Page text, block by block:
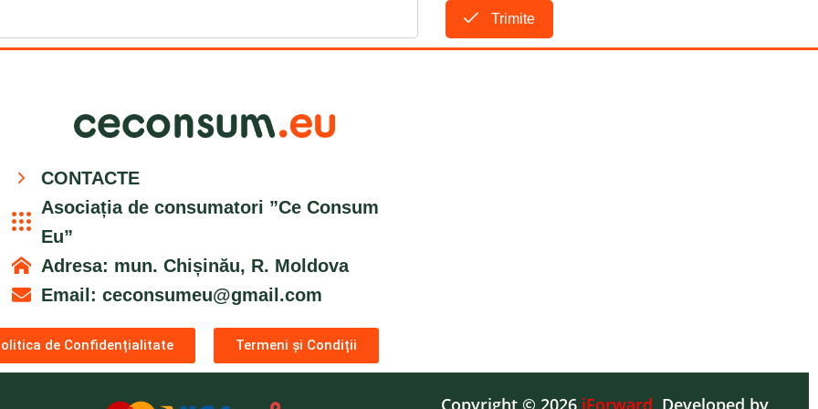
Trimite
CONTACTE
Asociația de consumatori ”Ce Consum
Eu”
Adresa: mun. Chișinău, R. Moldova
Email: ceconsumeu@gmail.com
de Confidențialitate Termeni și Condiții
Copyright © 2026 iForward Developed by